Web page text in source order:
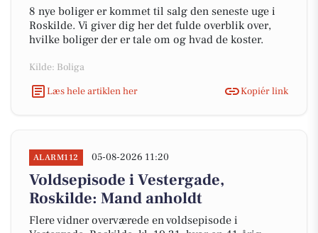
8 nye boliger er kommet til salg den seneste uge i
Roskilde. Vi giver dig her det fulde overblik over,
hvilke boliger der er tale om og hvad de koster.
Kilde: Boliga
Læs hele artiklen her
Kopiér link
ALARM112 05-08-2026 11:20
Voldsepisode i Vestergade,
Roskilde: Mand anholdt
Flere vidner overværede en voldsepisode i